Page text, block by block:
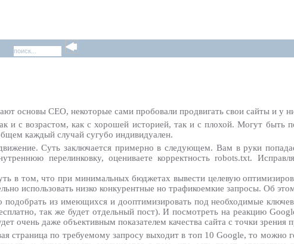
основы СЕО, некоторые сами пробовали продвигать свои сайты и у
с возрастом, как с хорошей историей, так и с плохой. Могут быть
каждый случай сугубо индивидуален.
Суть заключается примерно в следующем. Вам в руки
перелинковку, оцениваете корректность robots.txt.
в том, что при минимальных бюджетах вывести целевую
использовать низко конкурентные но трафикоемкие запросы. Об
из имеющихся и дооптимизировать под необходимые
так же будет отдельный пост). И посмотреть на реакцию
очень даже объективным показателем качества сайта с точки зрения
страница по требуемому запросу выходит в топ 10 Google, то можно